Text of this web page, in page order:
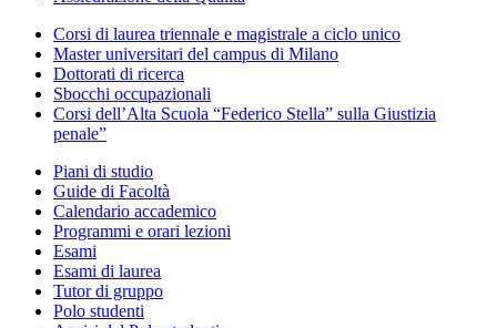
Corsi di laurea triennale e magistrale a ciclo unico
Master universitari del campus di Milano
Dottorati di ricerca
Sbocchi occupazionali
Corsi dell’Alta Scuola “Federico Stella” sulla Giustizia
penale”
Piani di studio
Guide di Facoltà
Calendario accademico
Programmi e orari lezioni
Esami
Esami di laurea
Tutor di gruppo
Polo studenti